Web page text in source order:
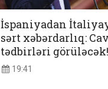
İspaniyadan
sərt xəbərdarlıq:
tədbirləri görüləcək!
19:41